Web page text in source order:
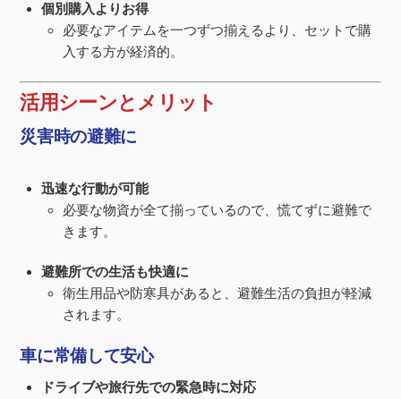
個別購入よりお得
必要なアイテムを一つずつ揃えるより、セットで購
入する方が経済的。
活用シーンとメリット
災害時の避難に
迅速な行動が可能
必要な物資が全て揃っているので、慌てずに避難で
きます。
避難所での生活も快適に
衛生用品や防寒具があると、避難生活の負担が軽減
されます。
車に常備して安心
ドライブや旅行先での緊急時に対応